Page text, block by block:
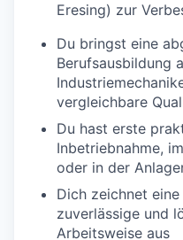
Eresing) zur
Du bringst eine
Berufsausbildung
vergleichbare
Du hast erste
Inbetriebnahme,
oder in der
Dich zeichnet
zuverlässige und
Arbeitsweise aus